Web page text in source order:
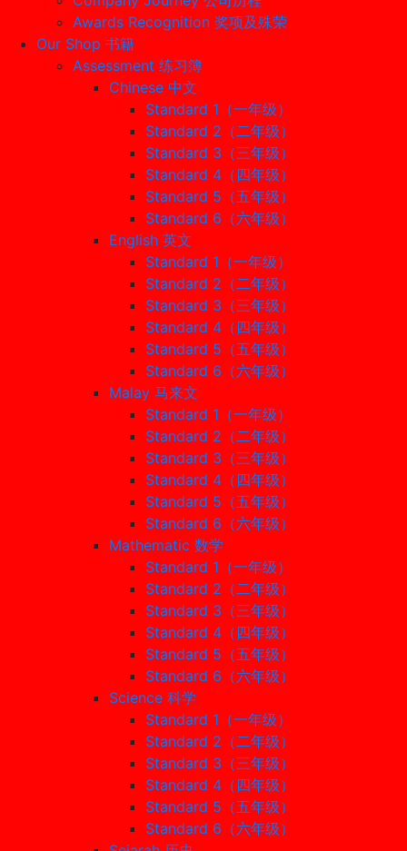
Awards Recognition 奖项及殊荣
Our Shop 书籍
Assessment 练习簿
Chinese 中文
Standard 1（一年级）
Standard 2（二年级）
Standard 3（三年级）
Standard 4（四年级）
Standard 5（五年级）
Standard 6（六年级）
English 英文
Standard 1（一年级）
Standard 2（二年级）
Standard 3（三年级）
Standard 4（四年级）
Standard 5（五年级）
Standard 6（六年级）
Malay 马来文
Standard 1（一年级）
Standard 2（二年级）
Standard 3（三年级）
Standard 4（四年级）
Standard 5（五年级）
Standard 6（六年级）
Mathematic 数学
Standard 1（一年级）
Standard 2（二年级）
Standard 3（三年级）
Standard 4（四年级）
Standard 5（五年级）
Standard 6（六年级）
Science 科学
Standard 1（一年级）
Standard 2（二年级）
Standard 3（三年级）
Standard 4（四年级）
Standard 5（五年级）
Standard 6（六年级）